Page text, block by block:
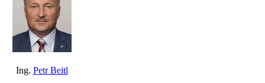
Ing. Petr Beitl